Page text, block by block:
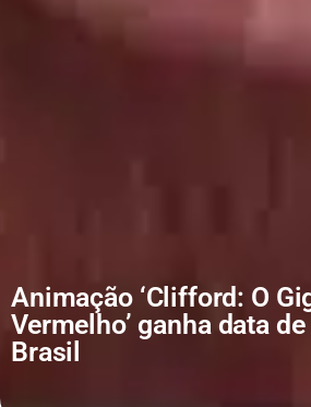
Animação ‘Clifford: O
Vermelho’ ganha data
Brasil